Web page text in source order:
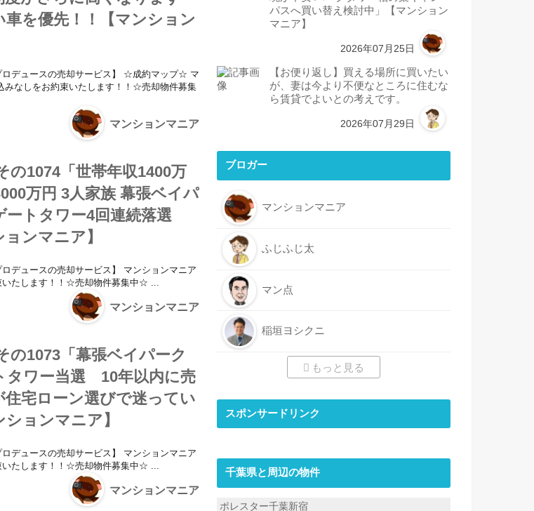
を優先！！【マンション
ロデュースの売却サービス】 ☆成約マップ☆ マ
みなしをお約束いたします！！☆売却物件募集
マンションマニア
の1074「世帯年収1400万
万円 3人家族 幕張ベイパ
ートタワー4回連続落選
ンマニア】
ロデュースの売却サービス】 マンションマニア
いたします！！☆売却物件募集中☆ ...
マンションマニア
の1073「幕張ベイパーク
タワー当選 10年以内に売
住宅ローン選びで迷ってい
ョンマニア】
ロデュースの売却サービス】 マンションマニア
いたします！！☆売却物件募集中☆ ...
マンションマニア
パスへ買い替え検討中」【マンション
マニア】
2026年07月25日
【お便り返し】買える場所に買いたい
が、妻は今より不便なところに住むな
ら賃貸でよいとの考えです。
2026年07月29日
ブロガー
マンションマニア
ふじふじ太
マン点
稲垣ヨシクニ
もっと見る
スポンサードリンク
千葉県と周辺の物件
ポレスター千葉新宿